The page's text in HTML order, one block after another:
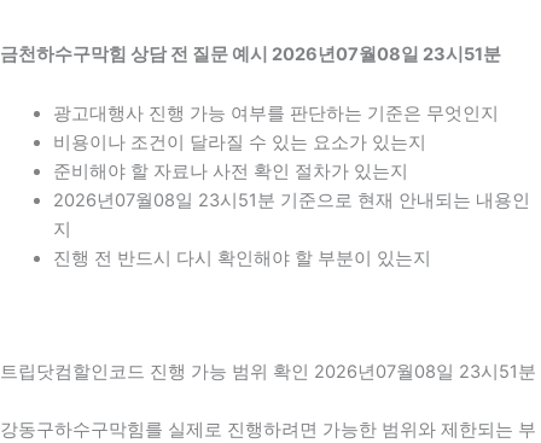
금천하수구막힘 상담 전 질문 예시 2026년07월08일 23시51분
광고대행사 진행 가능 여부를 판단하는 기준은 무엇인지
비용이나 조건이 달라질 수 있는 요소가 있는지
준비해야 할 자료나 사전 확인 절차가 있는지
2026년07월08일 23시51분 기준으로 현재 안내되는 내용인
지
진행 전 반드시 다시 확인해야 할 부분이 있는지
트립닷컴할인코드 진행 가능 범위 확인 2026년07월08일 23시51분
강동구하수구막힘를 실제로 진행하려면 가능한 범위와 제한되는 부